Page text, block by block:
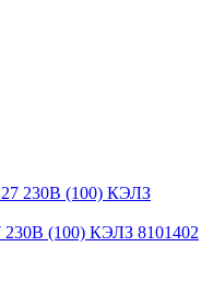
230В (100) КЭЛЗ 8101402